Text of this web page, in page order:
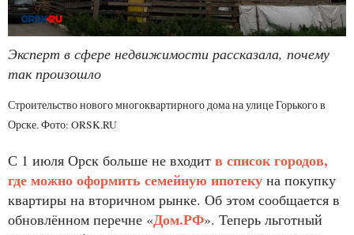
Эксперт в сфере недвижимости рассказала, почему
так произошло
Строительство нового многоквартирного дома на улице Горького в
Орске. Фото: ORSK.RU
С 1 июля Орск больше не входит в список городов,
где можно оформить семейную ипотеку на покупку
квартиры на вторичном рынке. Об этом сообщается в
обновлённом перечне «Дом.РФ». Теперь льготный